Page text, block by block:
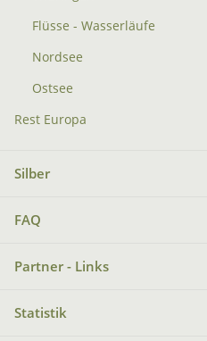
Flüsse - Wasserläufe
Nordsee
Ostsee
Rest Europa
Silber
FAQ
Partner - Links
Statistik